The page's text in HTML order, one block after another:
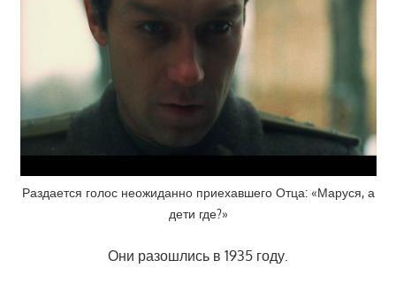
Раздается голос неожиданно приехавшего Отца: «Маруся, а
дети где?»
Они разошлись в 1935 году.